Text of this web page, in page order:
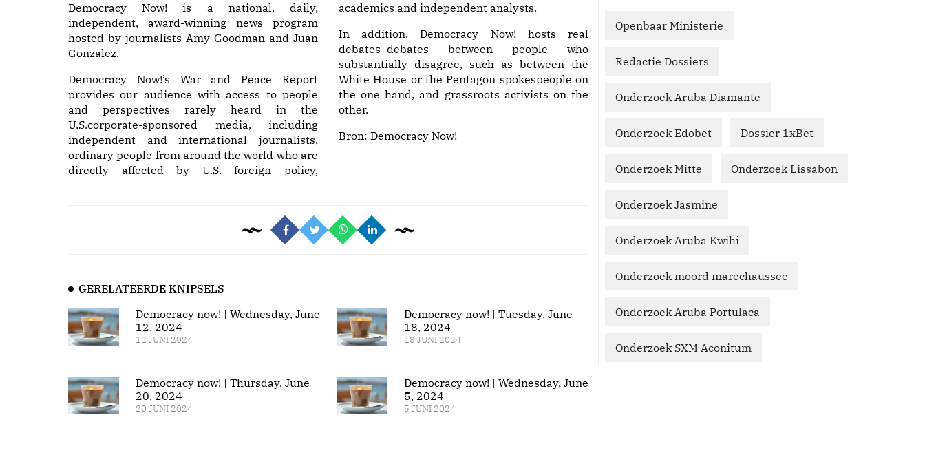
Democracy Now! is a national, daily,
independent, award-winning news program
hosted by journalists Amy Goodman and Juan
Gonzalez.
Democracy Now!’s War and Peace Report
provides our audience with access to people
and perspectives rarely heard in the
U.S.corporate-sponsored media, including
independent and international journalists,
ordinary people from around the world who are
directly affected by U.S. foreign policy,
academics and independent analysts.
In addition, Democracy Now! hosts real
debates–debates between people who
substantially disagree, such as between the
White House or the Pentagon spokespeople on
the one hand, and grassroots activists on the
other.
Bron: Democracy Now!
GERELATEERDE KNIPSELS
Democracy now! | Wednesday, June
12, 2024
12 JUNI 2024
Democracy now! | Thursday, June
20, 2024
20 JUNI 2024
Democracy now! | Tuesday, June
18, 2024
18 JUNI 2024
Democracy now! | Wednesday, June
5, 2024
5 JUNI 2024
Openbaar Ministerie
Redactie Dossiers
Onderzoek Aruba Diamante
Onderzoek Edobet Dossier 1xBet
Onderzoek Mitte Onderzoek Lissabon
Onderzoek Jasmine
Onderzoek Aruba Kwihi
Onderzoek moord marechaussee
Onderzoek Aruba Portulaca
Onderzoek SXM Aconitum